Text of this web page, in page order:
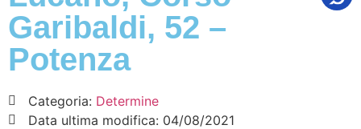
Garibaldi, 52 –
Potenza
Categoria: Determine
Data ultima modifica: 04/08/2021